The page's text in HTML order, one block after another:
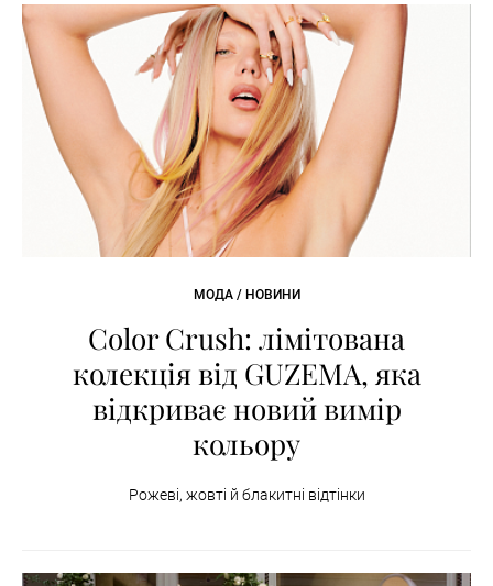
МОДА / НОВИНИ
Color Crush: лімітована
колекція від GUZEMA, яка
відкриває новий вимір
кольору
Рожеві, жовті й блакитні відтінки